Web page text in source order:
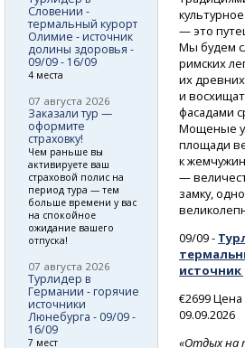
— это
Мы будем
римских
их
и
фасадами
Мощеные
площади
к
—
замку,
09/09 -
€2699
09.09.2026
«Отдых на
Словении -
термальный курорт
Олимие - источник
долины здоровья -
09/09 - 16/09
4 места
07 августа 2026
Заказали тур —
оформите
страховку!
Чем раньше вы
активируете ваш
страховой полис на
период тура — тем
больше времени у вас
на спокойное
ожидание вашего
отпуска!
07 августа 2026
Турлидер в
Германии - горячие
источники
Люнебурга - 09/09 -
16/09
7 мест